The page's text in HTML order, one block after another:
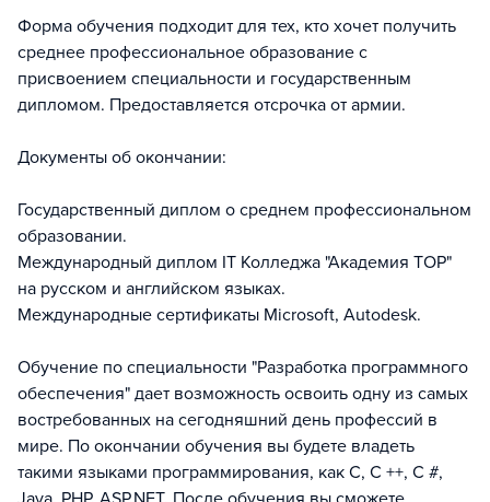
Форма обучения подходит для тех, кто хочет получить
среднее профессиональное образование с
присвоением специальности и государственным
дипломом. Предоставляется отсрочка от армии.
Документы об окончании:
Государственный диплом о среднем профессиональном
образовании.
Международный диплом IT Колледжа "Академия ТОР"
на русском и английском языках.
Международные сертификаты Microsoft, Autodesk.
Обучение по специальности "Разработка программного
обеспечения" дает возможность освоить одну из самых
востребованных на сегодняшний день профессий в
мире. По окончании обучения вы будете владеть
такими языками программирования, как С, С ++, С #,